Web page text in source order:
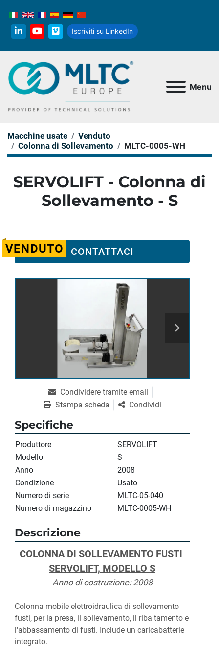
linkedinyoutube
vimeo
Iscriviti su LinkedIn
Menu
Macchine usate
Venduto
Colonna di Sollevamento
MLTC-0005-WH
SERVOLIFT - Colonna di
Sollevamento - S
VENDUTO CONTATTACI
Condividere tramite email
Stampa scheda
Condividi
Specifiche
Produttore
SERVOLIFT
Modello
S
Anno
2008
Condizione
Usato
Numero di serie
MLTC-05-040
Numero di magazzino
MLTC-0005-WH
Descrizione
COLONNA DI SOLLEVAMENTO FUSTI
SERVOLIFT, MODELLO S
Anno di costruzione: 2008
Colonna mobile elettroidraulica di sollevamento
fusti, per la presa, il sollevamento, il ribaltamento e
l'abbassamento di fusti. Include un caricabatterie
integrato.